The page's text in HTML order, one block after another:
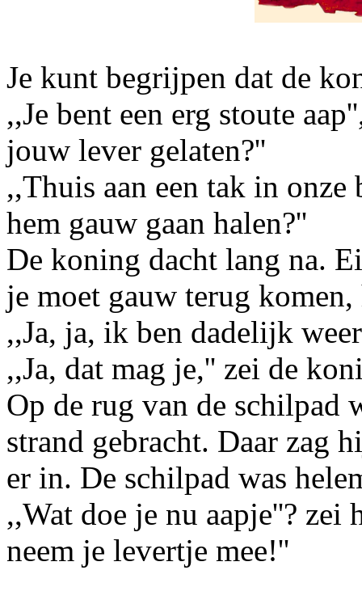
Je kunt begrijpen dat de
,,Je bent een erg stoute
jouw lever gelaten?''
,,Thuis aan een tak in
hem gauw gaan halen?''
De koning dacht lang na.
je moet gauw terug
,,Ja, ja, ik ben dadelijk
,,Ja, dat mag je,'' zei de
Op de rug van de schilpad
strand gebracht. Daar zag
er in. De schilpad was
,,Wat doe je nu aapje''? zei
neem je levertje mee!''